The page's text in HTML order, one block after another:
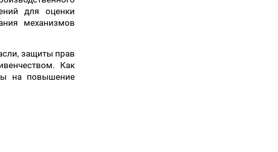
для оценки
механизмов
защиты прав
Как
на повышение